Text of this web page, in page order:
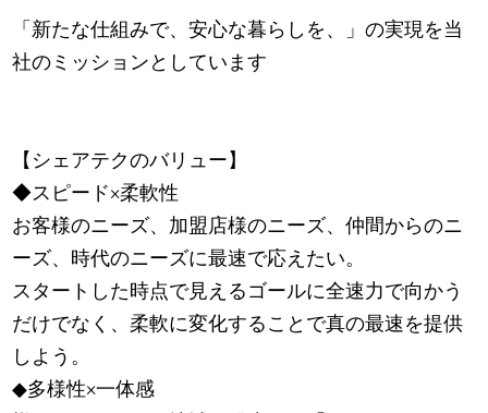
「新たな仕組みで、安心な暮らしを、」の実現を当
社のミッションとしています
【シェアテクのバリュー】
◆スピード×柔軟性
お客様のニーズ、加盟店様のニーズ、仲間からのニ
ーズ、時代のニーズに最速で応えたい。
スタートした時点で見えるゴールに全速力で向かう
だけでなく、柔軟に変化することで真の最速を提供
しよう。
◆多様性×一体感